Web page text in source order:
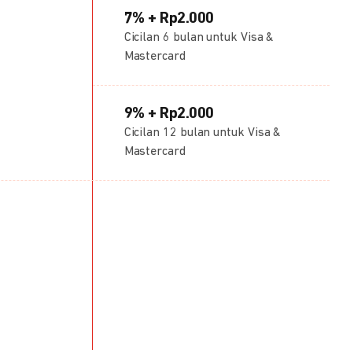
7% + Rp2.000
Cicilan 6 bulan untuk Visa &
Mastercard
9% + Rp2.000
Cicilan 12 bulan untuk Visa &
Mastercard